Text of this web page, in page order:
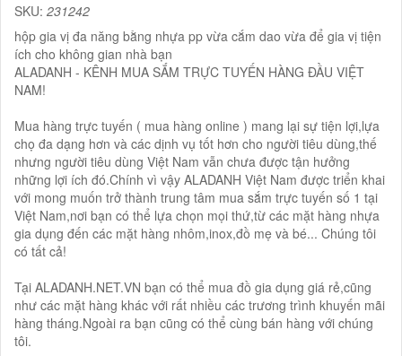
SKU: 231242
hộp gia vị đa năng bằng nhựa pp vừa cắm dao vừa để gia vị tiện
ích cho không gian nhà bạn
ALADANH - KÊNH MUA SẮM TRỰC TUYẾN HÀNG ĐẦU VIỆT
NAM!
Mua hàng trực tuyến ( mua hàng online ) mang lại sự tiện lợi,lựa
chọ đa dạng hơn và các dịnh vụ tốt hơn cho người tiêu dùng,thế
nhưng người tiêu dùng Việt Nam vẫn chưa được tận hưởng
những lợi ích đó.Chính vì vậy ALADANH Việt Nam được triển khai
với mong muốn trở thành trung tâm mua sắm trực tuyến số 1 tại
Việt Nam,nơi bạn có thể lựa chọn mọi thứ,từ các mặt hàng nhựa
gia dụng đến các mặt hàng nhôm,inox,đồ mẹ và bé... Chúng tôi
có tất cả!
Tại ALADANH.NET.VN bạn có thể mua đồ gia dụng giá rẻ,cũng
như các mặt hàng khác với rất nhiều các trương trình khuyến mãi
hàng tháng.Ngoài ra bạn cũng có thể cùng bán hàng với chúng
tôi.